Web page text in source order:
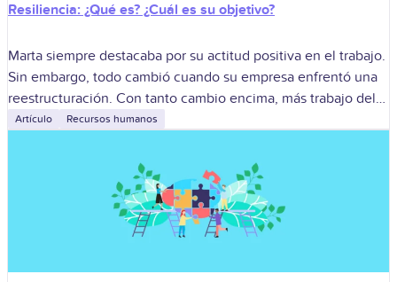
Resiliencia: ¿Qué es? ¿Cuál es su objetivo?
Marta siempre destacaba por su actitud positiva en el trabajo.
Sin embargo, todo cambió cuando su empresa enfrentó una
reestructuración. Con tanto cambio encima, más trabajo del
habitual y roces
Artículo Recursos humanos